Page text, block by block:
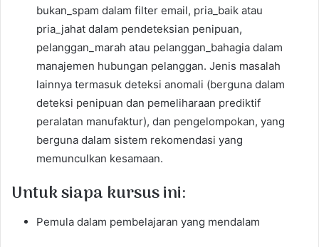
bukan_spam dalam filter email, pria_baik atau
pria_jahat dalam pendeteksian penipuan,
pelanggan_marah atau pelanggan_bahagia dalam
manajemen hubungan pelanggan. Jenis masalah
lainnya termasuk deteksi anomali (berguna dalam
deteksi penipuan dan pemeliharaan prediktif
peralatan manufaktur), dan pengelompokan, yang
berguna dalam sistem rekomendasi yang
memunculkan kesamaan.
Untuk siapa kursus ini:
Pemula dalam pembelajaran yang mendalam